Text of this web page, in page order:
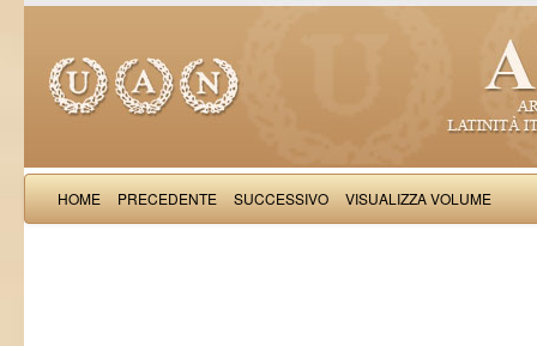
HOME PRECEDENTE SUCCESSIVO VISUALIZZA VOLUME